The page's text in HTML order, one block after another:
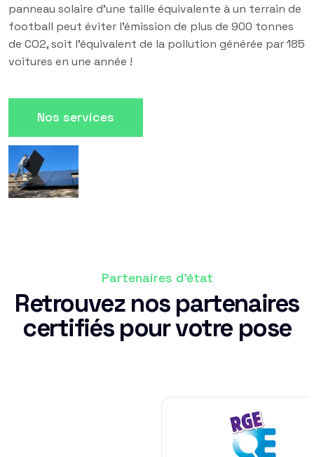
panneau solaire d'une taille équivalente à un terrain de
football peut éviter l'émission de plus de 900 tonnes
de CO2, soit l'équivalent de la pollution générée par 185
voitures en une année !
Nos services
Partenaires d'état
Retrouvez nos partenaires
certifiés pour votre pose